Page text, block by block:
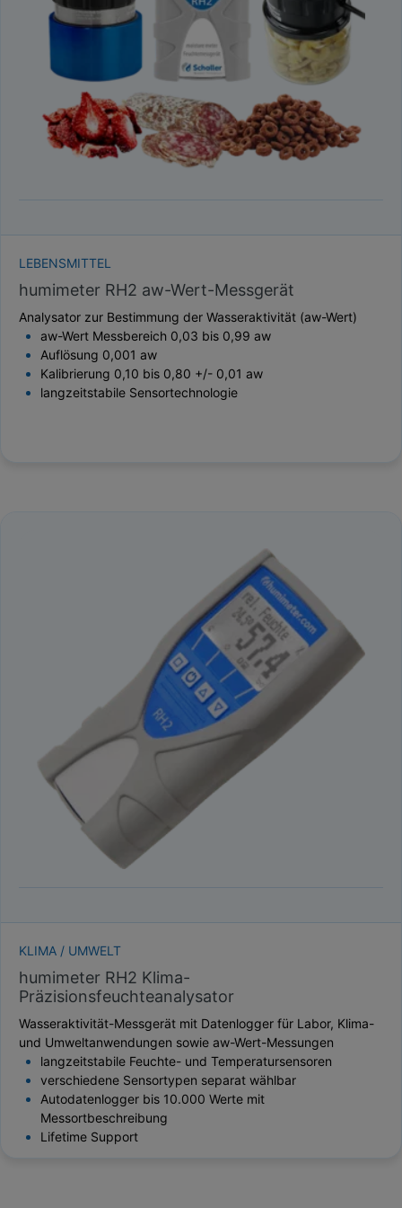
TAUPUNKT
GEWICHT / MASSE
LEBENSMITTEL
humimeter RH2 aw-Wert-Messgerät
Analysator zur Bestimmung der Wasseraktivität (aw-Wert)
aw-Wert Messbereich 0,03 bis 0,99 aw
Auflösung 0,001 aw
Kalibrierung 0,10 bis 0,80 +/- 0,01 aw
langzeitstabile Sensortechnologie
KLIMA / UMWELT
humimeter RH2 Klima-
Präzisionsfeuchteanalysator
Wasseraktivität-Messgerät mit Datenlogger für Labor, Klima-
und Umweltanwendungen sowie aw-Wert-Messungen
langzeitstabile Feuchte- und Temperatursensoren
verschiedene Sensortypen separat wählbar
Autodatenlogger bis 10.000 Werte mit
Messortbeschreibung
Lifetime Support